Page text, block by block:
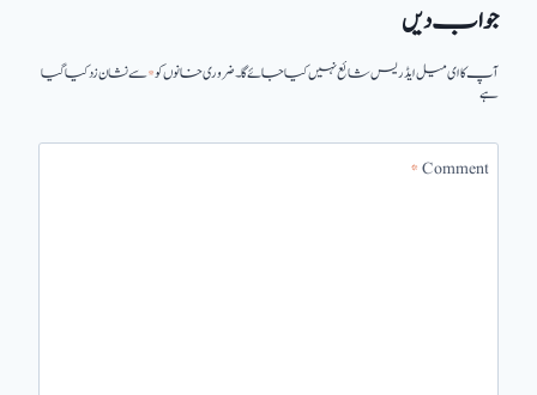
جواب دیں
آپ کا ای میل ایڈریس شائع نہیں کیا جائے گا۔ضروری خانوں کو*سے نشان زد کیا گیا
ہے
Comment
*